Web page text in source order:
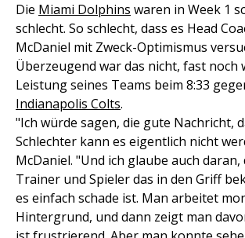
Die Miami Dolphins waren in Week 1
schlecht. So schlecht, dass es Head
McDaniel mit Zweck-Optimismus
Überzeugend war das nicht, fast noch
Leistung seines Teams beim 8:33
Indianapolis Colts.
"Ich würde sagen, die gute Nachricht,
Schlechter kann es eigentlich nicht
McDaniel. "Und ich glaube auch daran,
Trainer und Spieler das in den Griff
es einfach schade ist. Man arbeitet
Hintergrund, und dann zeigt man